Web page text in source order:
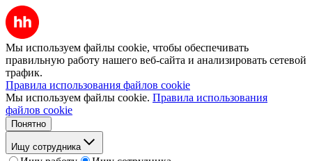
Мы используем файлы cookie, чтобы обеспечивать
правильную работу нашего веб-сайта и анализировать сетевой
трафик.
Правила использования файлов cookie
Мы используем файлы cookie. Правила использования
файлов cookie
Понятно
Ищу сотрудника